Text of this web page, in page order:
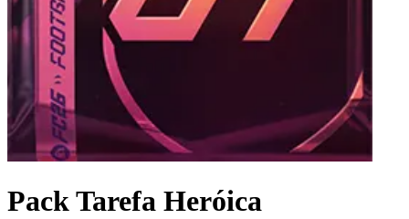
Pack Tarefa Heróica